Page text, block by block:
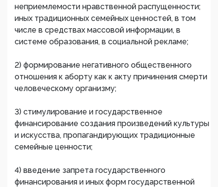
неприемлемости нравственной распущенности;
иных традиционных семейных ценностей, в том
числе в средствах массовой информации, в
системе образования, в социальной рекламе;
2) формирование негативного общественного
отношения к аборту как к акту причинения смерти
человеческому организму;
3) стимулирование и государственное
финансирование создания произведений культуры
и искусства, пропагандирующих традиционные
семейные ценности;
4) введение запрета государственного
финансирования и иных форм государственной